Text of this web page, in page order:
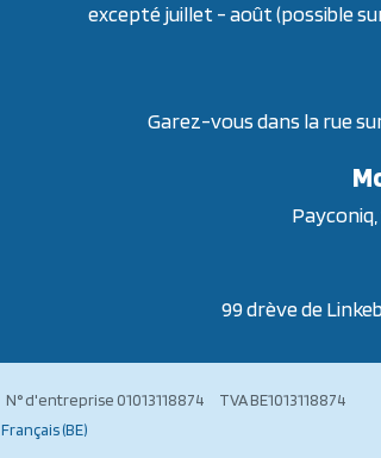
excepté juillet - août (possible
Garez-vous dans la rue
99 drève de
N° d'entreprise 01013118874 TVA
Français (BE)